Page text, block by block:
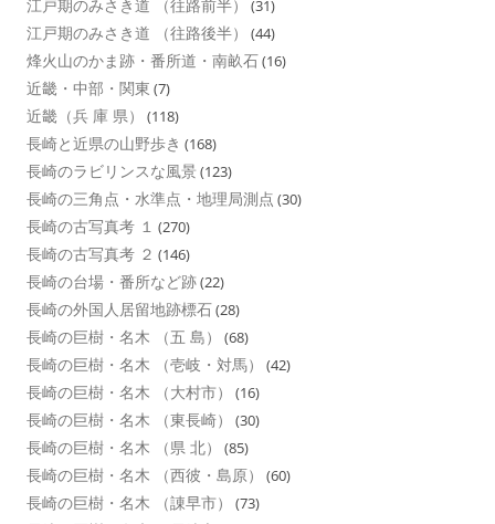
江戸期のみさき道 （往路前半） (31)
江戸期のみさき道 （往路後半） (44)
烽火山のかま跡・番所道・南畝石(16)
近畿・中部・関東 (7)
近畿（兵 庫 県） (118)
長崎と近県の山野歩き (168)
長崎のラビリンスな風景 (123)
長崎の三角点・水準点・地理局測点 (30)
長崎の古写真考 １ (270)
長崎の古写真考 ２ (146)
長崎の台場・番所など跡(22)
長崎の外国人居留地跡標石(28)
長崎の巨樹・名木 （五 島） (68)
長崎の巨樹・名木 （壱岐・対馬） (42)
長崎の巨樹・名木 （大村市） (16)
長崎の巨樹・名木 （東長崎） (30)
長崎の巨樹・名木 （県 北） (85)
長崎の巨樹・名木 （西彼・島原） (60)
長崎の巨樹・名木 （諌早市） (73)